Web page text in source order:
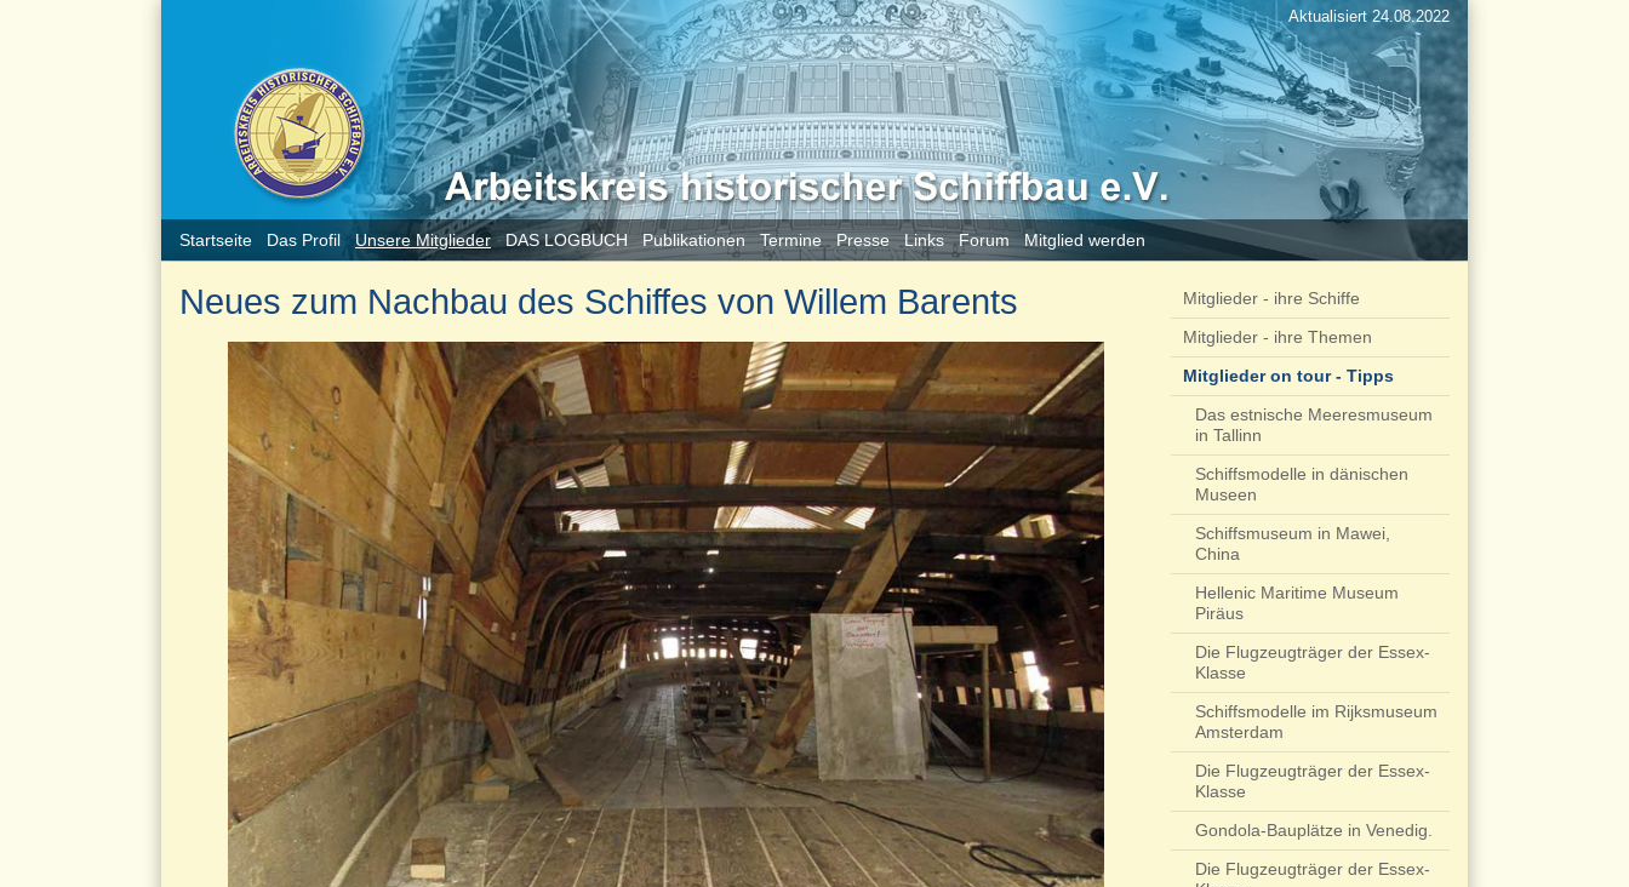
Startseite Das Profil Unsere Mitglieder DAS LOGBUCH Publikationen Termine Presse Links Forum Mitglied werden
Aktualisiert 24.08.2022
Neues zum Nachbau des Schiffes von Willem Barents
Mitglieder - ihre Schiffe
Mitglieder - ihre Themen
Mitglieder on tour - Tipps
Das estnische Meeresmuseum
in Tallinn
Schiffsmodelle in dänischen
Museen
Schiffsmuseum in Mawei,
China
Hellenic Maritime Museum
Piräus
Die Flugzeugträger der Essex-
Klasse
Schiffsmodelle im Rijksmuseum
Amsterdam
Die Flugzeugträger der Essex-
Klasse
Gondola-Bauplätze in Venedig.
Die Flugzeugträger der Essex-